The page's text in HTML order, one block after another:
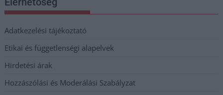
Adatkezelési tájékoztató
Etikai és függetlenségi alapelvek
Hirdetési árak
Hozzászólási és Moderálási Szabályzat